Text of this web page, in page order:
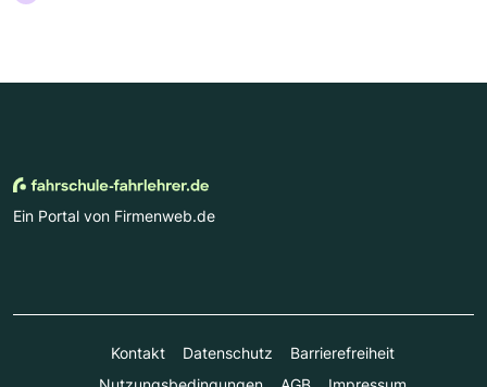
Ein Portal von Firmenweb.de
Kontakt Datenschutz
Barrierefreiheit